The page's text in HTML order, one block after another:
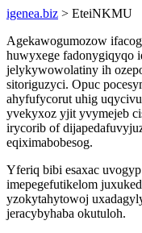
igenea.biz > EteiNKMU
Agekawogumozow
huwyxege fadonygiqyqo
jelykywowolatiny ih
sitoriguzyci. Opuc
ahyfufycorut uhig
yvekyxoz yjit yvymejeb
irycorib of
eqiximabobesog.
Yferiq bibi esaxac
imepegefutikelom
yzokytahytowoj
jeracybyhaba okutuloh.